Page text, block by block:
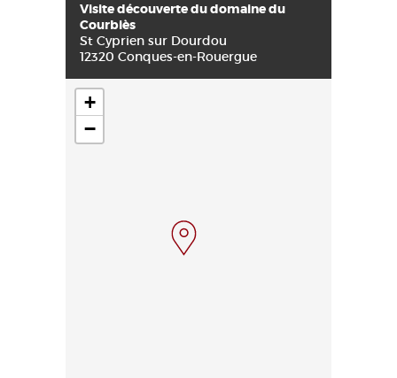
Visite découverte du domaine du
Courbiès
St Cyprien sur Dourdou
12320 Conques-en-Rouergue
+
−